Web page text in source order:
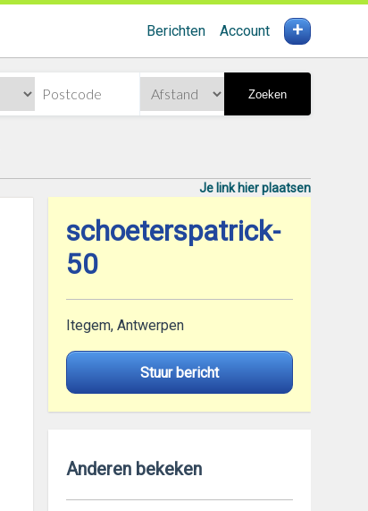
Berichten Account +
Zoeken
Je link hier plaatsen
schoeterspatrick-
50
Itegem, Antwerpen
Stuur bericht
Anderen bekeken